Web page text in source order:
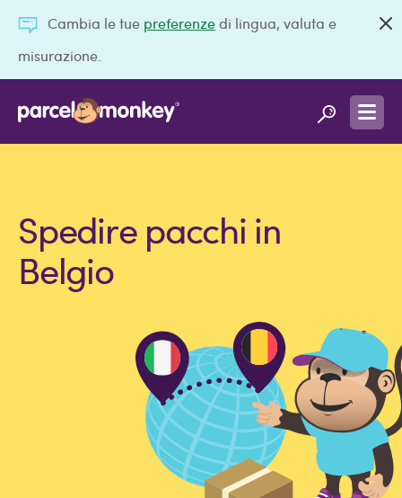
Cambia le tue preferenzedi lingua, valuta e
misurazione.
Spedire pacchi in
Belgio